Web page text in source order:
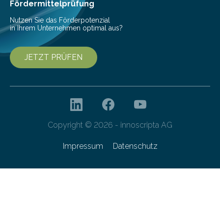
Technologien…
Fördermittelprüfung
Nutzen Sie das Förderpotenzial
in Ihrem Unternehmen optimal aus?
JETZT PRÜFEN
Copyright © 2026 - innoscripta AG
Impressum Datenschutz